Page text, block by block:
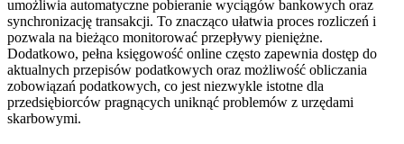
umożliwia automatyczne pobieranie wyciągów bankowych oraz
synchronizację transakcji. To znacząco ułatwia proces rozliczeń i
pozwala na bieżąco monitorować przepływy pieniężne.
Dodatkowo, pełna księgowość online często zapewnia dostęp do
aktualnych przepisów podatkowych oraz możliwość obliczania
zobowiązań podatkowych, co jest niezwykle istotne dla
przedsiębiorców pragnących uniknąć problemów z urzędami
skarbowymi.